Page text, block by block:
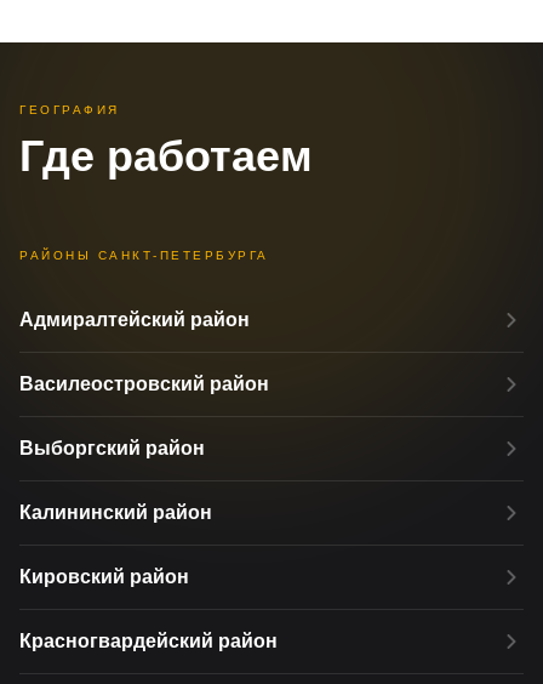
ГЕОГРАФИЯ
Где работаем
РАЙОНЫ САНКТ-ПЕТЕРБУРГА
Адмиралтейский район
Василеостровский район
Выборгский район
Калининский район
Кировский район
Красногвардейский район